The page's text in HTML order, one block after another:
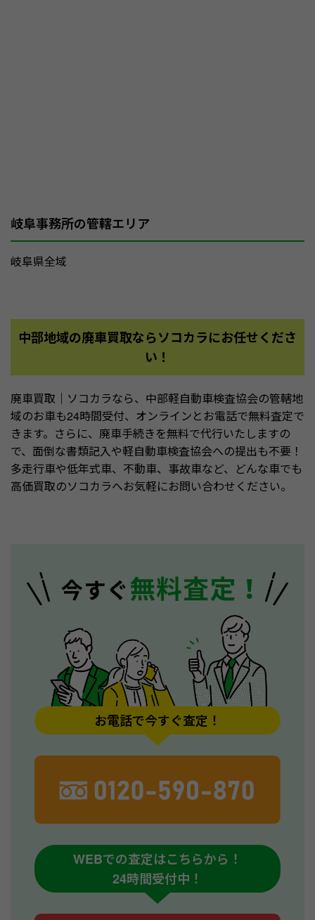
岐阜事務所の管轄エリア
岐阜県全域
中部地域の廃車買取ならソコカラにお任せくださ
い！
廃車買取｜ソコカラなら、中部軽自動車検査協会の管轄地
域のお車も24時間受付、オンラインとお電話で無料査定で
きます。さらに、廃車手続きを無料で代行いたしますの
で、面倒な書類記入や軽自動車検査協会への提出も不要！
多走行車や低年式車、不動車、事故車など、どんな車でも
高価買取のソコカラへお気軽にお問い合わせください。
お電話で今すぐ査定！
WEBでの査定はこちらから！
24時間受付中！